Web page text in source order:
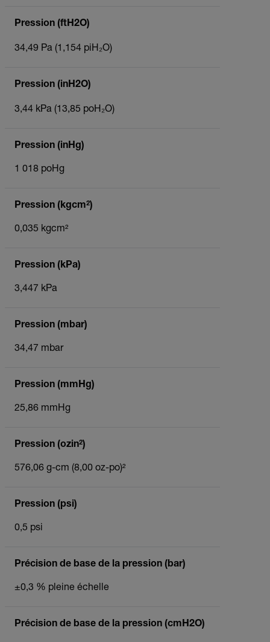
Pression (ftH2O)
34,49 Pa (1,154 piH₂O)
Pression (inH2O)
3,44 kPa (13,85 poH₂O)
Pression (inHg)
1 018 poHg
Pression (kgcm²)
0,035 kgcm²
Pression (kPa)
3,447 kPa
Pression (mbar)
34,47 mbar
Pression (mmHg)
25,86 mmHg
Pression (ozin²)
576,06 g-cm (8,00 oz-po)²
Pression (psi)
0,5 psi
Précision de base de la pression (bar)
±0,3 % pleine échelle
Précision de base de la pression (cmH2O)